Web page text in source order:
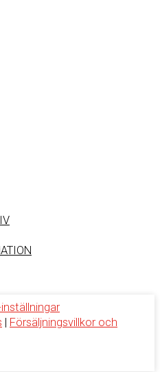
| Försäljningsvillkor och